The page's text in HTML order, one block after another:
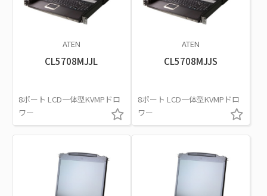
ATEN
CL5708MJJL
8ポート LCD一体型KVMPドロ
ワー
ATEN
CL5708MJJS
8ポート LCD一体型KVMPドロ
ワー